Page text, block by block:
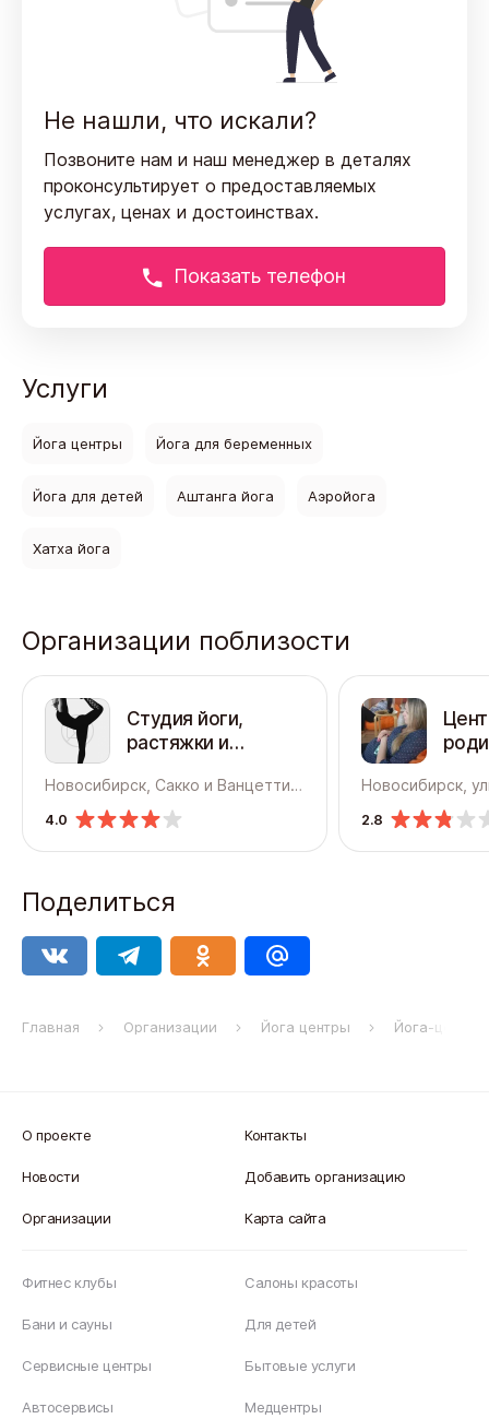
Не нашли, что искали?
Позвоните нам и наш менеджер в деталях
проконсультирует о предоставляемых
услугах, ценах и достоинствах.
Показать телефон
Услуги
Йога центры Йога для беременных
Йога для детей Аштанга йога Аэройога
Хатха йога
Организации поблизости
Студия йоги,
растяжки и
Новосибирск, Сакко и Ванцетти, 31
4.0 2.8
Поделиться
Главная Организации Йога центры Йога-центр
О проекте
Новости
Организации
Контакты
Добавить организацию
Карта сайта
Фитнес клубы
Бани и сауны
Сервисные центры
Автосервисы
Салоны красоты
Для детей
Бытовые услуги
Медцентры